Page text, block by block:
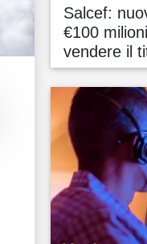
Salcef:
€100
vendere il